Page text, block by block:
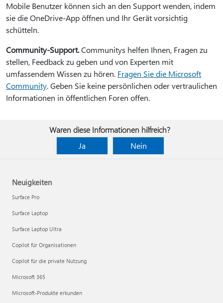
Mobile Benutzer können sich an den Support wenden, indem
sie die OneDrive-App öffnen und Ihr Gerät vorsichtig
schütteln.
Community-Support.Communitys helfen Ihnen, Fragen zu
stellen, Feedback zu geben und von Experten mit
umfassendem Wissen zu hören. Fragen Sie die Microsoft
Community. Geben Sie keine persönlichen oder vertraulichen
Informationen in öffentlichen Foren offen.
Waren diese Informationen hilfreich?
Ja
Nein
Neuigkeiten
Surface Pro
Surface Laptop
Surface Laptop Ultra
Copilot für Organisationen
Copilot für die private Nutzung
Microsoft 365
Microsoft-Produkte erkunden